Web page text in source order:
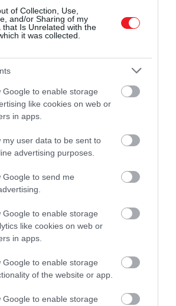
of Collection, Use,
and/or Sharing of my
that Is Unrelated with the
it was collected.
Google to enable storage
like cookies on web or
in apps.
my user data to be sent to
advertising purposes.
Google to send me
Google to enable storage
like cookies on web or
in apps.
Google to enable storage
of the website or app.
Google to enable storage
megtekintése az Instagramon
által megosztott bejegyzés
Napa szigete a Földközi-tenger
délre és Libanontól